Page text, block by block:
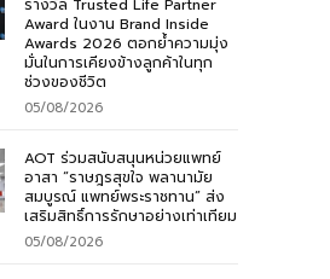
รางวัล Trusted Life Partner
Award ในงาน Brand Inside
Awards 2026 ตอกย้ำความมุ่ง
มั่นในการเคียงข้างลูกค้าในทุก
ช่วงของชีวิต
05/08/2026
AOT ร่วมสนับสนุนหน่วยแพทย์
อาสา “ราษฎรสุขใจ พลานามัย
สมบูรณ์ แพทย์พระราชทาน” ส่ง
เสริมสิทธิ์การรักษาอย่างเท่าเทียม
05/08/2026